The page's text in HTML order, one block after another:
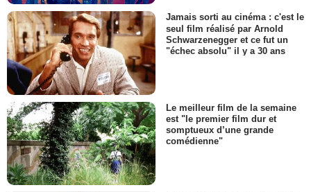
Jamais sorti au cinéma : c'est le
seul film réalisé par Arnold
Schwarzenegger et ce fut un
"échec absolu" il y a 30 ans
Le meilleur film de la semaine
est "le premier film dur et
somptueux d’une grande
comédienne"